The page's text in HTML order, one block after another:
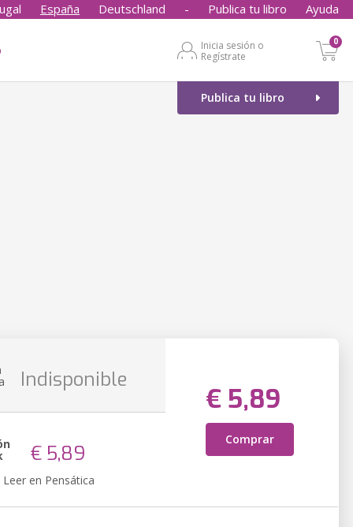
España Deutschland - Publica tu libro Ayuda
Inicia sesión o
Regístrate
0
Publica tu libro
Indisponible
€ 5,89
Comprar
€ 5,89
Leer en Pensática